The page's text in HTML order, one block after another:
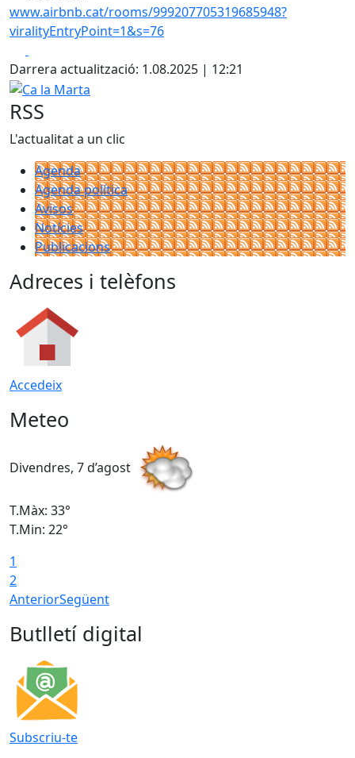
www.airbnb.cat/rooms/999207705319685948?
viralityEntryPoint=1&s=76
Darrera actualització: 1.08.2025 | 12:21
Ca la Marta
RSS
L'actualitat a un clic
Agenda
Agenda política
Avisos
Notícies
Publicacions
Adreces i telèfons
Accedeix
Meteo
Divendres, 7 d’agost
T.Màx: 33°
T.Min: 22°
1
2
AnteriorSegüent
Butlletí digital
Subscriu-te